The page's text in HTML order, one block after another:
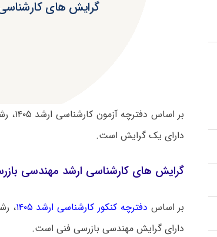
گرایش های
بر
دارای یک گرایش است.
گرایش های کارشناسی ارشد مهندسی
بر اساس دفترچه کنکور کارشناسی ارشد ۱۴۰۵
،
دارای گرایش مهندسی بازرسی فنی است.